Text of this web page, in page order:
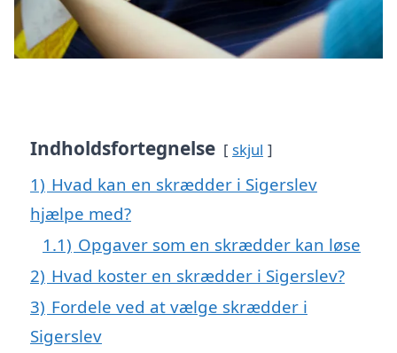
Indholdsfortegnelse skjul
1) Hvad kan en skrædder i Sigerslev
hjælpe med?
1.1) Opgaver som en skrædder kan løse
2) Hvad koster en skrædder i Sigerslev?
3) Fordele ved at vælge skrædder i
Sigerslev